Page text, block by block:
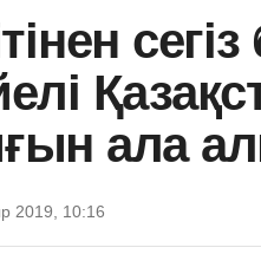
ала
2019, 10:16